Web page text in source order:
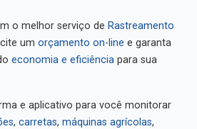
o melhor serviço de Rastreamento
um orçamento on-line e garanta
economia e eficiência para sua
e aplicativo para você monitorar
, carretas, máquinas agrícolas,